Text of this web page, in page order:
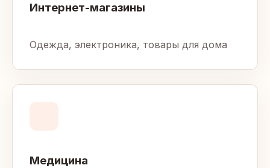
Интернет-магазины
Одежда, электроника, товары для дома
Медицина